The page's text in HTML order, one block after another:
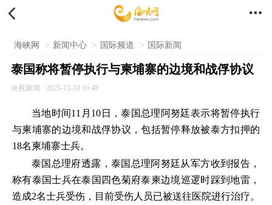
 
海峡网 > 新闻中心 > 国际频道 > 国际新闻
泰国称将暂停执行与柬埔寨的边境和战俘协议
央视新闻 2025-11-10 16:48
当地时间11月10日，泰国总理阿努廷表示将暂停执行
与柬埔寨的边境和战俘协议，包括暂停释放被泰方扣押的
18名柬埔寨士兵。
泰国总理府透露，泰国总理阿努廷从军方收到报告，
称有泰国士兵在泰国四色菊府泰柬边境巡逻时踩到地雷，
造成2名士兵受伤，目前受伤人员已被送往医院进行治疗。